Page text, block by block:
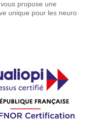
vous propose une
unique pour les neuro